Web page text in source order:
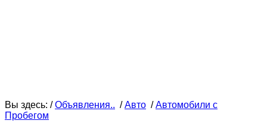
Вы здесь: /Объявления.. /Авто /Автомобили с
Пробегом